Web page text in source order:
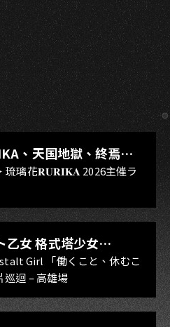
、天国地獄、終焉
、無我夢中、花奏
）
琉璃花𝐑𝐔𝐑𝐈𝐊𝐀 2026主催ラ
乙女 格式塔少女
Girl 「働くこと、休むこ
巡迴 – 高雄場